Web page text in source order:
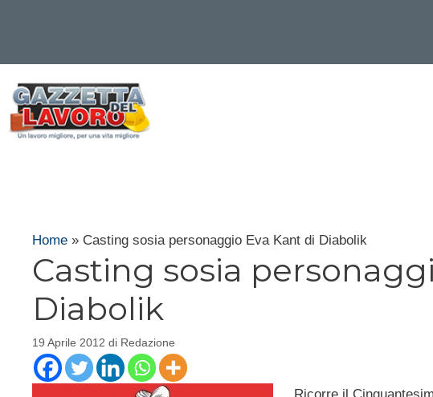
contenuto
Home » Casting sosia personaggio Eva Kant di Diabolik
Casting sosia
Diabolik
19 Aprile 2012 di Redazione
Ricorre il